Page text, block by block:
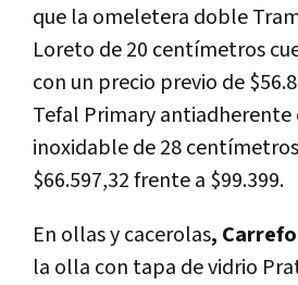
que la omeletera doble
Loreto de 20 centímetros
con un precio previo de
Tefal Primary antiadherente
inoxidable de 28
$66.597,32 frente a $99.399.
En ollas y cacerolas,
la olla con tapa de vidrio